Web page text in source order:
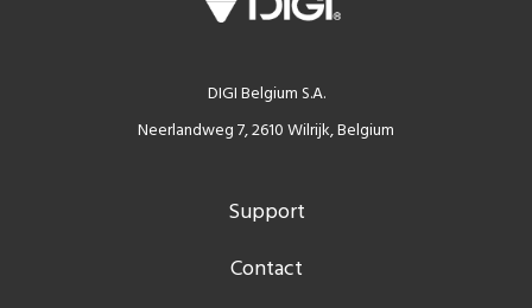
DIGI Belgium S.A.
Neerlandweg 7, 2610 Wilrijk, Belgium
Support
Contact